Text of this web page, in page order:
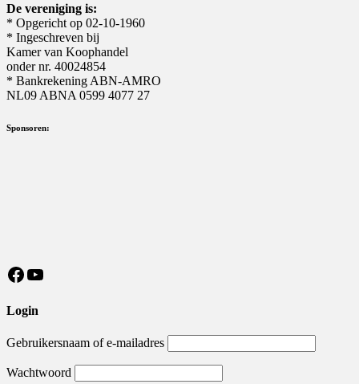
De vereniging is:
* Opgericht op 02-10-1960
* Ingeschreven bij
Kamer van Koophandel
onder nr. 40024854
* Bankrekening ABN-AMRO
NL09 ABNA 0599 4077 27
Sponsoren:
https://nl-nl.facebook.com/MeisterSV/
YouTube
Login
Gebruikersnaam of e-mailadres
Wachtwoord